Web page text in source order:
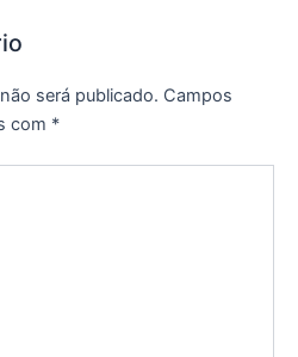
será publicado. Campos
com *